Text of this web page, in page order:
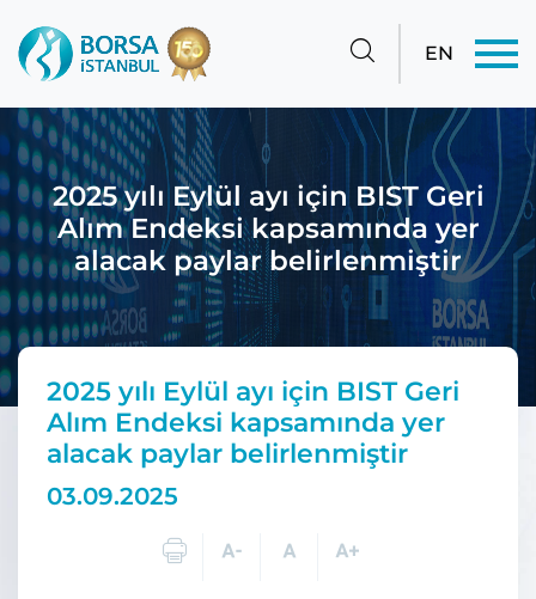
EN
2025 yılı Eylül ayı için BIST Geri
Alım Endeksi kapsamında yer
alacak paylar belirlenmiştir
2025 yılı Eylül ayı için BIST Geri
Alım Endeksi kapsamında yer
alacak paylar belirlenmiştir
03.09.2025